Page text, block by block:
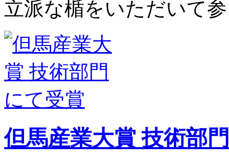
立派な楯をいただいて
但馬産業大賞 技術部